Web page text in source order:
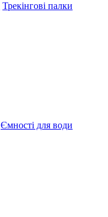
Трекінгові палки
Ємності для води